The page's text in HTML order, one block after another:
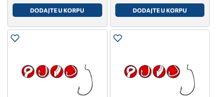
DODAJTE U KORPU DODAJTE U KORPU